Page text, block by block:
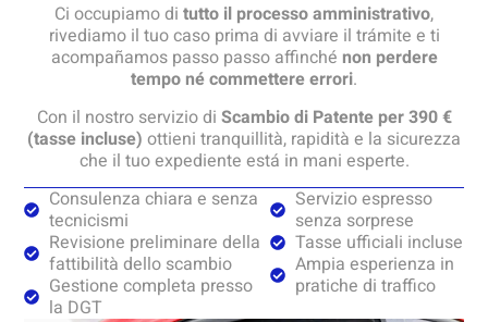
Ci occupiamo di tutto il processo amministrativo,
rivediamo il tuo caso prima di avviare il trámite e ti
acompañamos passo passo affinché non perdere
tempo né commettere errori.
Con il nostro servizio di Scambio di Patente per 390 €
(tasse incluse) ottieni tranquillità, rapidità e la sicurezza
che il tuo expediente está in mani esperte.
Consulenza chiara e senza
tecnicismi
Revisione preliminare della
fattibilità dello scambio
Gestione completa presso
la DGT
Servizio espresso
senza sorprese
Tasse ufficiali incluse
Ampia esperienza in
pratiche di traffico